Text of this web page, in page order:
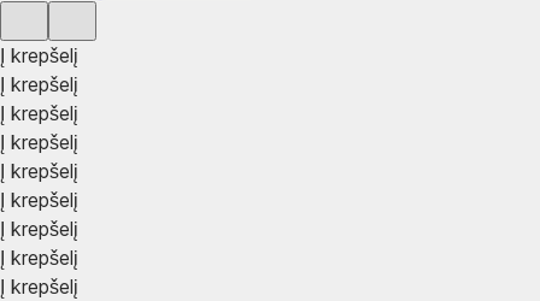
Į krepšelį
Į krepšelį
Į krepšelį
Į krepšelį
Į krepšelį
Į krepšelį
Į krepšelį
Į krepšelį
Į krepšelį